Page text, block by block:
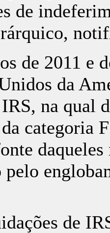
de
2011 e
da
na qual
categoria
pelo
de IRS